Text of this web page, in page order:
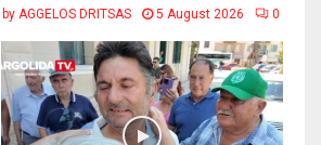
by AGGELOS DRITSAS 5 August 2026 0